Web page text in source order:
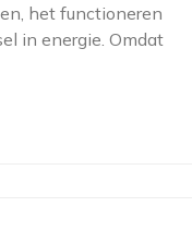
het functioneren
in energie. Omdat